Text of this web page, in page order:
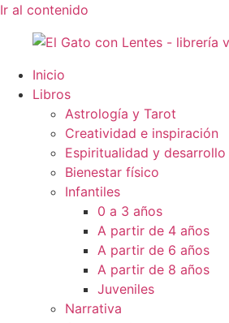
Ir al contenido
Inicio
Libros
Astrología y Tarot
Creatividad e inspiración
Espiritualidad y desarrollo
Bienestar físico
Infantiles
0 a 3 años
A partir de 4 años
A partir de 6 años
A partir de 8 años
Juveniles
Narrativa